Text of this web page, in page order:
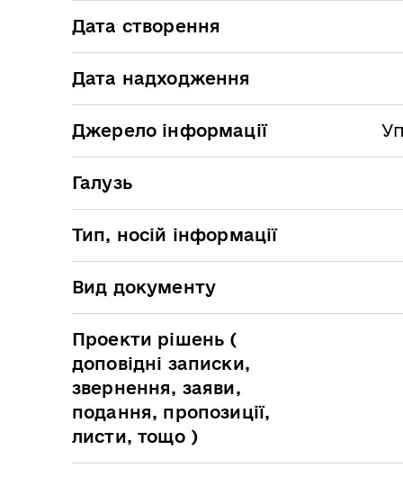
Дата створення
Дата надходження
Джерело інформації
Галузь
Тип, носій інформації
Вид документу
Проекти рішень (
доповідні записки,
звернення, заяви,
подання, пропозиції,
листи, тощо )